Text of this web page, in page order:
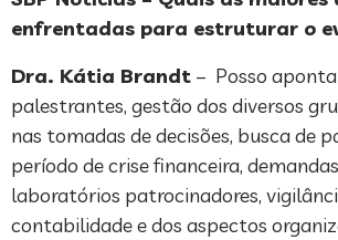
enfrentadas para estruturar o
Dra. Kátia Brandt – Posso
palestrantes, gestão dos diversos
nas tomadas de decisões, busca de
período de crise financeira,
laboratórios patrocinadores,
contabilidade e dos aspectos